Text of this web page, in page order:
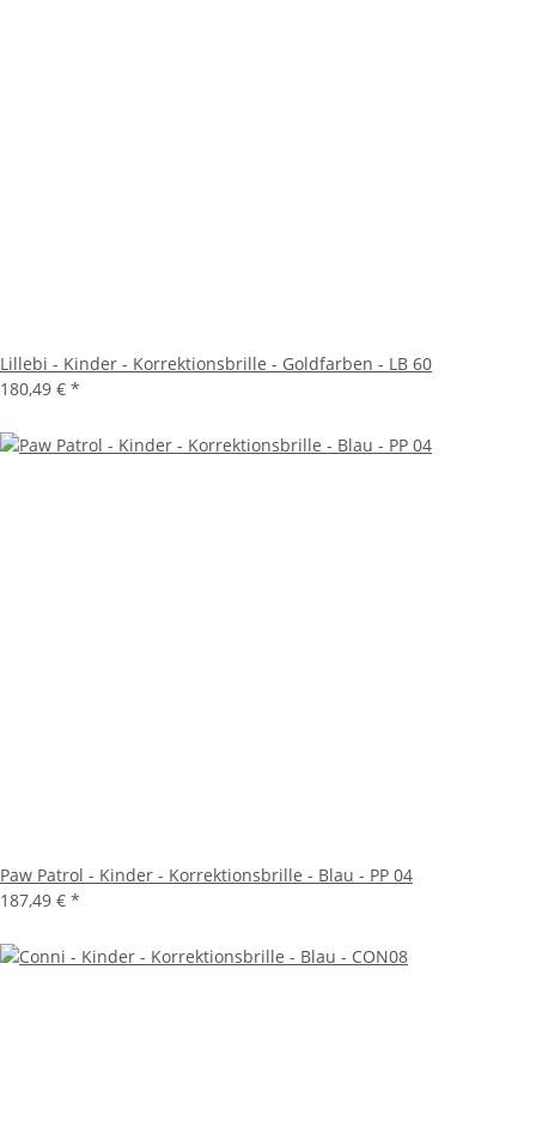
Lillebi - Kinder - Korrektionsbrille - Goldfarben - LB 60
180,49 € *
Paw Patrol - Kinder - Korrektionsbrille - Blau - PP 04
187,49 € *